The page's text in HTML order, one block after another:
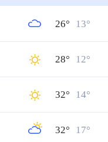
26° 13°
28° 12°
32° 14°
32° 17°